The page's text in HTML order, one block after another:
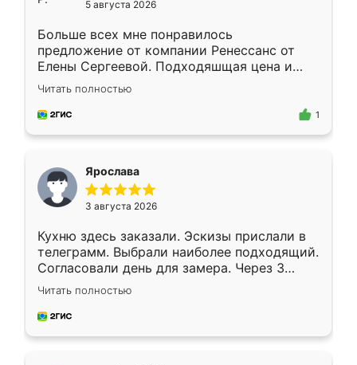
5 августа 2026
Больше всех мне понравилось
предложение от компании Ренессанс от
Елены Сергеевой. Подходяшщая цена и
короткие сроки изготовления. Приехавший
для замера сотрудник Владислав
предложил по моему эскизу самый
Читать полностью
1
Ярослава
3 августа 2026
Кухню здесь заказали. Эскизы прислали в
телеграмм. Выбрали наиболее подходящий.
Согласовали день для замера. Через 3
недели кухня была уже готова. Остались
довольны работой. Спасибо Ренессанс
мебель за качественную работу!
Читать полностью